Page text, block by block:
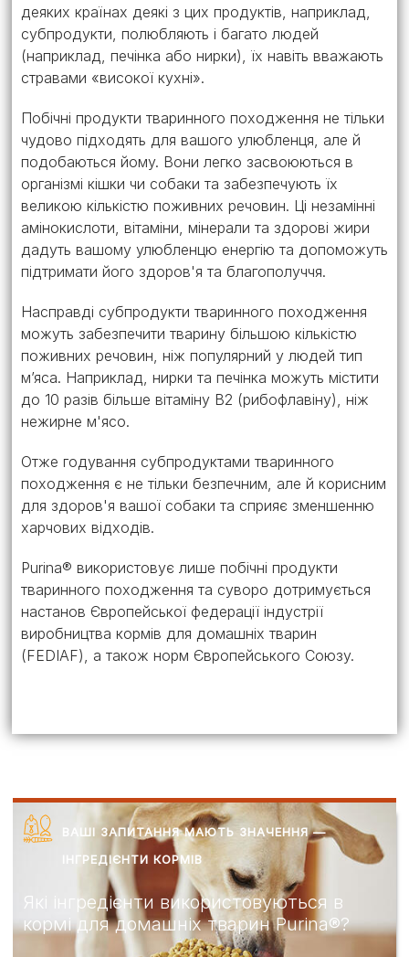
деяких країнах деякі з цих продуктів, наприклад,
субпродукти, полюбляють і багато людей
(наприклад, печінка або нирки), їх навіть вважають
стравами «високої кухні».
Побічні продукти тваринного походження не тільки
чудово підходять для вашого улюбленця, але й
подобаються йому. Вони легко засвоюються в
організмі кішки чи собаки та забезпечують їх
великою кількістю поживних речовин. Ці незамінні
амінокислоти, вітаміни, мінерали та здорові жири
дадуть вашому улюбленцю енергію та допоможуть
підтримати його здоров'я та благополуччя.
Насправді субпродукти тваринного походження
можуть забезпечити тварину більшою кількістю
поживних речовин, ніж популярний у людей тип
м’яса. Наприклад, нирки та печінка можуть містити
до 10 разів більше вітаміну В2 (рибофлавіну), ніж
нежирне м'ясо.
Отже годування субпродуктами тваринного
походження є не тільки безпечним, але й корисним
для здоров'я вашої собаки та сприяє зменшенню
харчових відходів.
Purina® використовує лише побічні продукти
тваринного походження та суворо дотримується
настанов Європейської федерації індустрії
виробництва кормів для домашніх тварин
(FEDIAF), а також норм Європейського Союзу.
ВАШІ ЗАПИТАННЯ МАЮТЬ ЗНАЧЕННЯ —
ІНГРЕДІЄНТИ КОРМІВ
Які інгредієнти використовуються в
кормі для домашніх тварин Purina®?